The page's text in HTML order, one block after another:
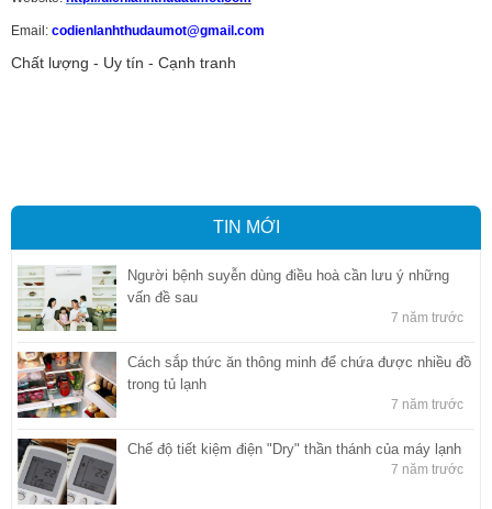
Email: codienlanhthudaumot@gmail.com
Chất lượng - Uy tín - Cạnh tranh
TIN MỚI
Người bệnh suyễn dùng điều hoà cần lưu ý những
vấn đề sau
7 năm trước
Cách sắp thức ăn thông minh để chứa được nhiều đồ
trong tủ lạnh
7 năm trước
Chế độ tiết kiệm điện "Dry" thần thánh của máy lạnh
7 năm trước